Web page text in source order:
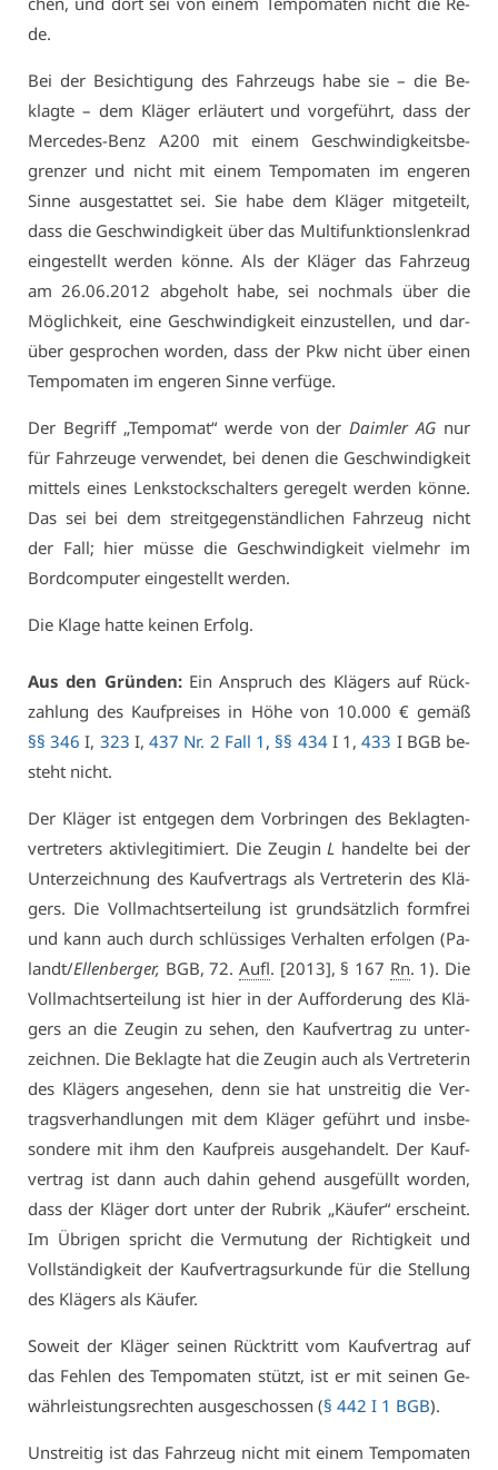
de.
Bei der Be­sich­ti­gung des Fahr­zeugs ha­be sie – die Be­
klag­te – dem Klä­ger er­läu­tert und vor­ge­führt, dass der
Mer­ce­des-Benz A200 mit ei­nem Ge­schwin­dig­keits­be­
gren­zer und nicht mit ei­nem Tem­po­ma­ten im en­ge­ren
Sin­ne aus­ge­stat­tet sei. Sie ha­be dem Klä­ger mit­ge­teilt,
dass die Ge­schwin­dig­keit über das Mul­ti­funk­ti­ons­lenk­rad
ein­ge­stellt wer­den kön­ne. Als der Klä­ger das Fahr­zeug
am 26.06.2012 ab­ge­holt ha­be, sei noch­mals über die
Mög­lich­keit, ei­ne Ge­schwin­dig­keit ein­zu­stel­len, und dar­
über ge­spro­chen wor­den, dass der Pkw nicht über ei­nen
Tem­po­ma­ten im en­ge­ren Sin­ne ver­fü­ge.
Der Be­griff „Tem­po­mat“ wer­de von derDaim­ler AG nur
für Fahr­zeu­ge ver­wen­det, bei de­nen die Ge­schwin­dig­keit
mit­tels ei­nes Lenk­stock­schal­ters ge­re­gelt wer­den kön­ne.
Das sei bei dem streit­ge­gen­ständ­li­chen Fahr­zeug nicht
der Fall; hier müs­se die Ge­schwin­dig­keit viel­mehr im
Bord­com­pu­ter ein­ge­stellt wer­den.
Die Kla­ge hat­te kei­nen Er­folg.
Aus den Grün­den:Ein An­spruch des Klä­gers auf Rück­
zah­lung des Kauf­prei­ses in Hö­he von 10.000 € ge­mäß
§§ 346 I, 323 I,437 Nr. 2 Fall 1 , §§ 434I 1,433 I BGB be­
steht nicht.
Der Klä­ger ist ent­ge­gen dem Vor­brin­gen des Be­klag­ten­
ver­tre­ters ak­tiv­le­gi­ti­miert. Die Zeu­ginL han­del­te bei der
Un­ter­zeich­nung des Kauf­ver­trags als Ver­tre­te­rin des Klä­
gers. Die Voll­machts­er­tei­lung ist grund­sätz­lich form­frei
und kann auch durch schlüs­si­ges Ver­hal­ten er­fol­gen (Pa­
landt/El­len­ber­ger, BGB, 72. Aufl. [2013], § 167 Rn. 1). Die
Voll­machts­er­tei­lung ist hier in der Auf­for­de­rung des Klä­
gers an die Zeu­gin zu se­hen, den Kauf­ver­trag zu un­ter­
zeich­nen. Die Be­klag­te hat die Zeu­gin auch als Ver­tre­te­rin
des Klä­gers an­ge­se­hen, denn sie hat un­strei­tig die Ver­
trags­ver­hand­lun­gen mit dem Klä­ger ge­führt und ins­be­
son­de­re mit ihm den Kauf­preis aus­ge­han­delt. Der Kauf­
ver­trag ist dann auch da­hin ge­hend aus­ge­füllt wor­den,
dass der Klä­ger dort un­ter der Ru­brik „Käu­fer“ er­scheint.
Im Üb­ri­gen spricht die Ver­mu­tung der Rich­tig­keit und
Voll­stän­dig­keit der Kauf­ver­trags­ur­kun­de für die Stel­lung
des Klä­gers als Käu­fer.
So­weit der Klä­ger sei­nen Rück­tritt vom Kauf­ver­trag auf
das Feh­len des Tem­po­ma­ten stützt, ist er mit sei­nen Ge­
währ­leis­tungs­rech­ten aus­ge­schos­sen (§ 442 I 1 BGB).
Un­strei­tig ist das Fahr­zeug nicht mit ei­nem Tem­po­ma­ten